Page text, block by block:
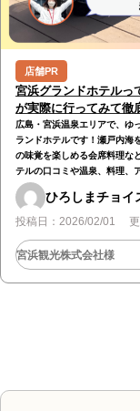
店舗PR
宮浜グランドホテルっ
が実際に行ってみて徹
広島・宮浜温泉エリアで、ゆ
ランドホテルです！瀬戸内海
の味覚を楽しめる会席料理な
テルの口コミや温泉、料理、
宮浜グランドホテルは、宮浜
親しまれてきた宿です。歴史
間からどこか安心感に包まれ
ひろしまチョイ
投稿日：2026/02/01 更
宮浜観光株式会社様